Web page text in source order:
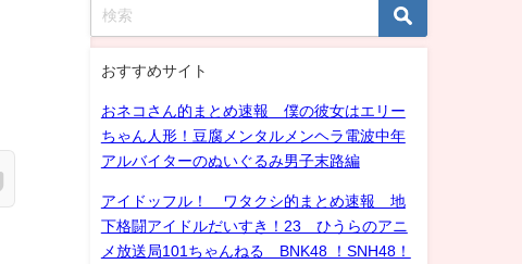
おすすめサイト
おネコさん的まとめ速報 僕の彼女はエリー
ちゃん人形！豆腐メンタルメンヘラ電波中年
アルバイターのぬいぐるみ男子末路編
アイドッフル！ ワタクシ的まとめ速報 地
下格闘アイドルだいすき！23 ひうらのアニ
メ放送局101ちゃんねる BNK48 ！SNH48！